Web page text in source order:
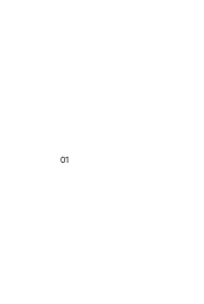
01